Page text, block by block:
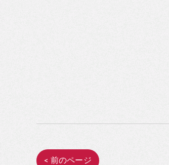
< 前のページ